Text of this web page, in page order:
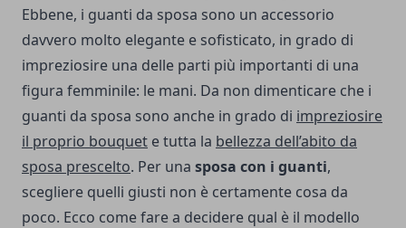
Ebbene, i guanti da sposa sono un accessorio
davvero molto elegante e sofisticato, in grado di
impreziosire una delle parti più importanti di una
figura femminile: le mani. Da non dimenticare che i
guanti da sposa sono anche in grado di impreziosire
il proprio bouquet e tutta la bellezza dell’abito da
sposa prescelto. Per una sposa con i guanti,
scegliere quelli giusti non è certamente cosa da
poco. Ecco come fare a decidere qual è il modello